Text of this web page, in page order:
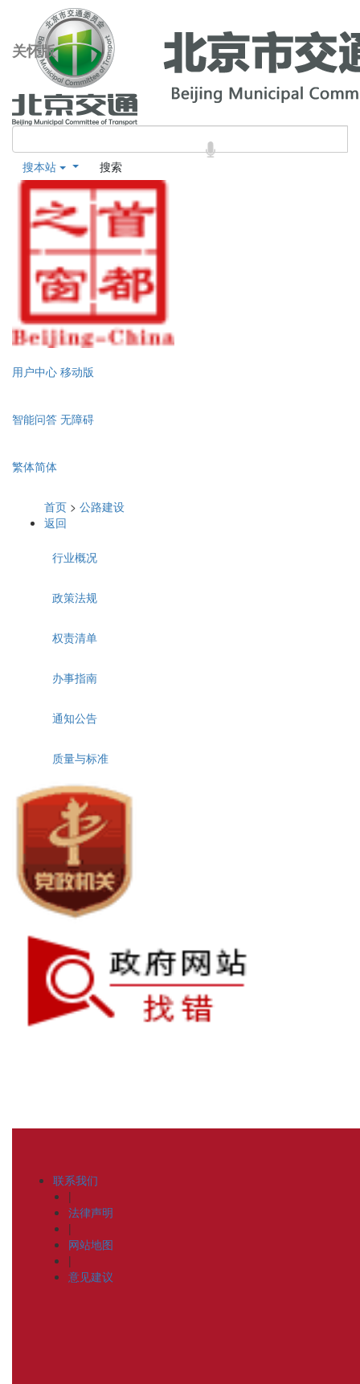
关怀版
搜本站 搜索
用户中心 移动版
智能问答 无障碍
繁体简体
首页 > 公路建设
返回
行业概况
政策法规
权责清单
办事指南
通知公告
质量与标准
联系我们
|
法律声明
|
网站地图
|
意见建议